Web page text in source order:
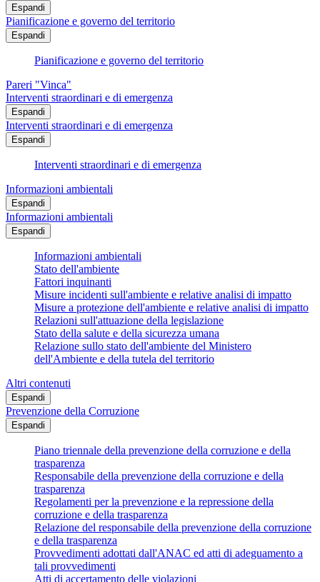
Espandi
Pianificazione e governo del territorio
Espandi
Pianificazione e governo del territorio
Pareri "Vinca"
Interventi straordinari e di emergenza
Espandi
Interventi straordinari e di emergenza
Espandi
Interventi straordinari e di emergenza
Informazioni ambientali
Espandi
Informazioni ambientali
Espandi
Informazioni ambientali
Stato dell'ambiente
Fattori inquinanti
Misure incidenti sull'ambiente e relative analisi di impatto
Misure a protezione dell'ambiente e relative analisi di impatto
Relazioni sull'attuazione della legislazione
Stato della salute e della sicurezza umana
Relazione sullo stato dell'ambiente del Ministero
dell'Ambiente e della tutela del territorio
Altri contenuti
Espandi
Prevenzione della Corruzione
Espandi
Piano triennale della prevenzione della corruzione e della
trasparenza
Responsabile della prevenzione della corruzione e della
trasparenza
Regolamenti per la prevenzione e la repressione della
corruzione e della trasparenza
Relazione del responsabile della prevenzione della corruzione
e della trasparenza
Provvedimenti adottati dall'ANAC ed atti di adeguamento a
tali provvedimenti
Atti di accertamento delle violazioni